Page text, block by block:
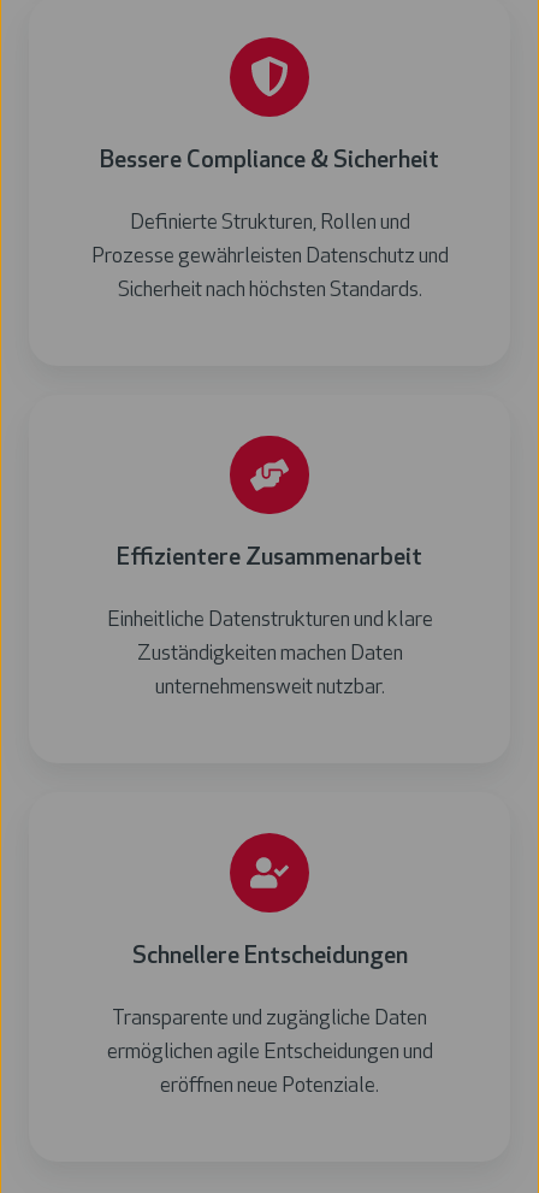
Bessere Compliance & Sicherheit
Definierte Strukturen, Rollen und
Prozesse gewährleisten Datenschutz und
Sicherheit nach höchsten Standards.
Effizientere Zusammenarbeit
Einheitliche Datenstrukturen und klare
Zuständigkeiten machen Daten
unternehmensweit nutzbar.
Schnellere Entscheidungen
Transparente und zugängliche Daten
ermöglichen agile Entscheidungen und
eröffnen neue Potenziale.